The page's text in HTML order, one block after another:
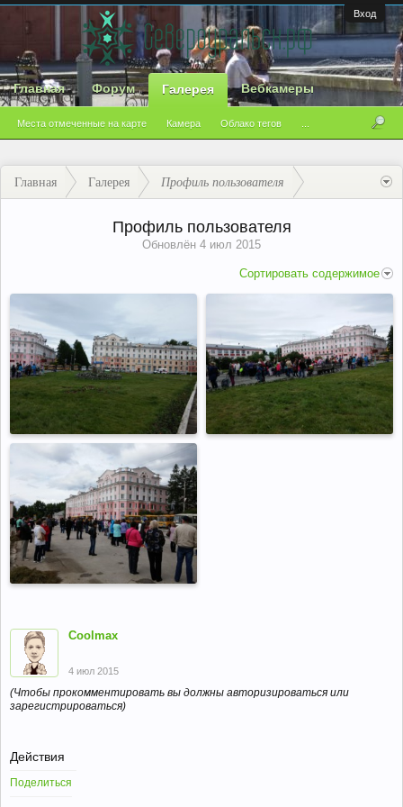
Вход
Главная Форум Галерея
Места отмеченные на карте Камера Облако тегов
Вебкамеры
Главная Галерея Профиль пользователя
Профиль пользователя
Обновлён 4 июл 2015
Сортировать содержимое
Coolmax
4 июл 2015
(Чтобы прокомментировать вы должны авторизироваться или
зарегистрироваться)
Действия
Поделиться